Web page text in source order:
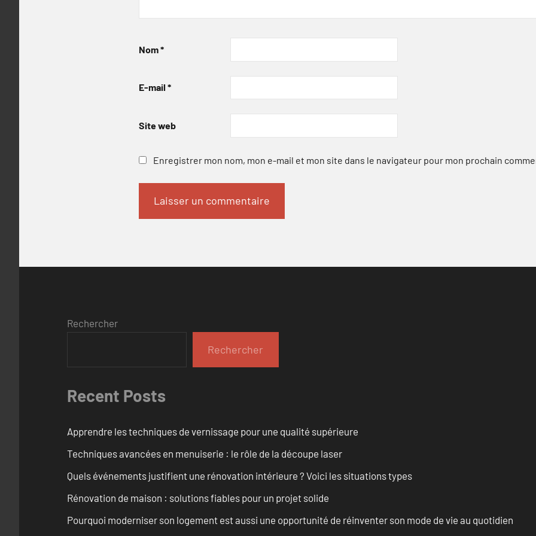
Nom*
E-mail *
Site web
Enregistrer mon nom, mon e-mail et mon site dans le navigateur pour mon prochain
Rechercher
Rechercher
Recent Posts
Apprendre les techniques de vernissage pour une qualité supérieure
Techniques avancées en menuiserie : le rôle de la découpe laser
Quels événements justifient une rénovation intérieure ? Voici les situations types
Rénovation de maison : solutions fiables pour un projet solide
Pourquoi moderniser son logement est aussi une opportunité de réinventer son mode de vie au quotidien